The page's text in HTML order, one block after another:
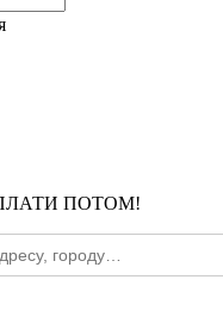
ПОТОМ!